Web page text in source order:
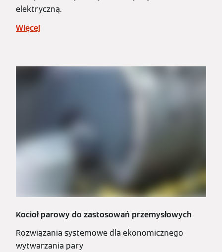
elektryczną.
Więcej
Kocioł parowy do zastosowań przemysłowych
Rozwiązania systemowe dla ekonomicznego
wytwarzania pary